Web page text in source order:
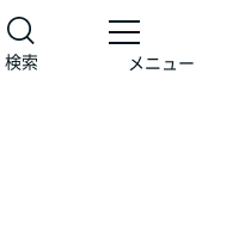
検索 メニュー